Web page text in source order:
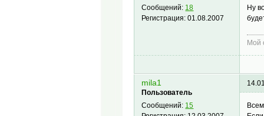
Сообщений: 18
Регистрация:01.08.2007
Ну
Мой
mila1
Пользователь
Сообщений: 15